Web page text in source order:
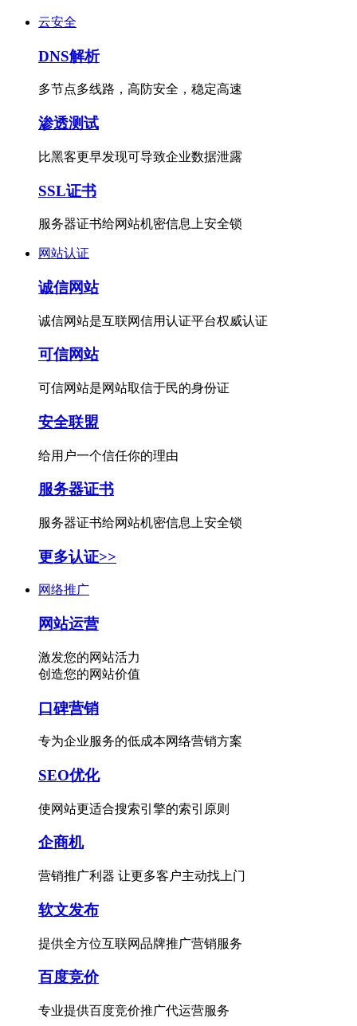
云安全
DNS解析
多节点多线路，高防安全，稳定高速
渗透测试
比黑客更早发现可导致企业数据泄露
SSL证书
服务器证书给网站机密信息上安全锁
网站认证
诚信网站
诚信网站是互联网信用认证平台权威认证
可信网站
可信网站是网站取信于民的身份证
安全联盟
给用户一个信任你的理由
服务器证书
服务器证书给网站机密信息上安全锁
更多认证>>
网络推广
网站运营
激发您的网站活力
创造您的网站价值
口碑营销
专为企业服务的低成本网络营销方案
SEO优化
使网站更适合搜索引擎的索引原则
企商机
营销推广利器 让更多客户主动找上门
软文发布
提供全方位互联网品牌推广营销服务
百度竞价
专业提供百度竞价推广代运营服务